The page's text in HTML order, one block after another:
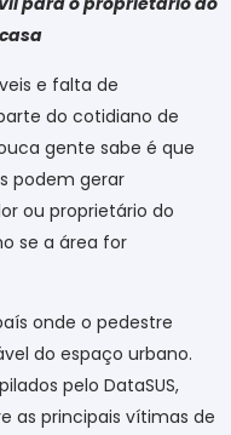
e falta de
do cotidiano de
gente sabe é que
podem gerar
ou proprietário do
se a área for
onde o pedestre
do espaço urbano.
pelo DataSUS,
as principais vítimas de